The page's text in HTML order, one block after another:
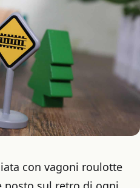
con vagoni roulotte